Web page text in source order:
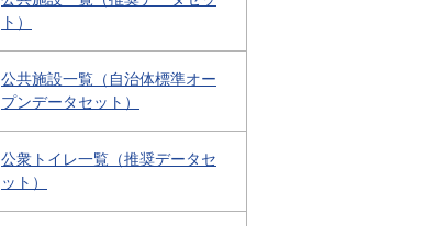
ト）
公共施設一覧（自治体標準オー
プンデータセット）
公衆トイレ一覧（推奨データセ
ット）